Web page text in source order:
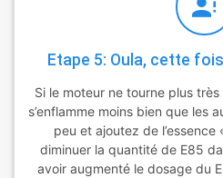
Etape 5: Oula, cette
Si le moteur ne tourne plus très
s’enflamme moins bien que les
peu et ajoutez de
diminuer la quantité de E85
avoir augmenté le dosage du